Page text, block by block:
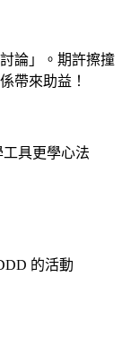
論」。期許擦撞
帶來助益！
具更學心法
的活動